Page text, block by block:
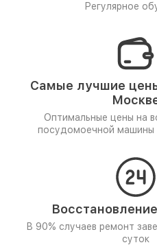
Регулярное
Самые лучшие
Оптимальные цены на
посудомоечной машины
В 90% случаев ремонт
суток